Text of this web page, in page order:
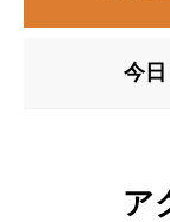
今日
ア